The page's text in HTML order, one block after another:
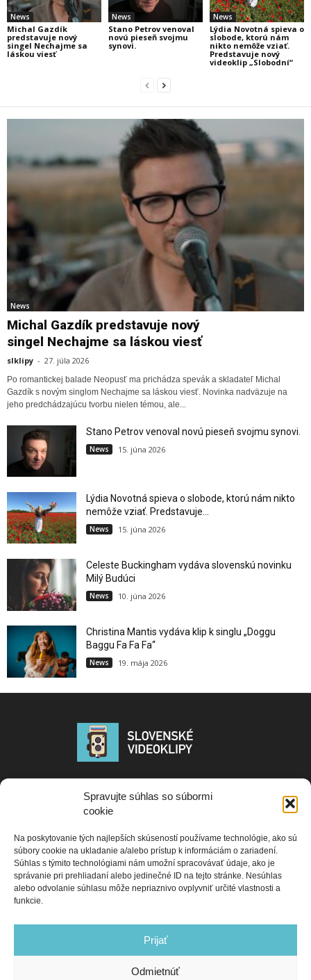
Spravujte súhlas so súbormi
cookie
Na poskytovanie tých najlepších skúseností používame technológie, ako sú
súbory cookie na ukladanie a/alebo prístup k informáciám o zariadení.
Súhlas s týmito technológiami nám umožní spracovávať údaje, ako je
správanie pri prehliadaní alebo jedinečné ID na tejto stránke. Nesúhlas
alebo odvolanie súhlasu môže nepriaznivo ovplyvniť určité vlastnosti a
funkcie.
Prijať
Odmietnúť
News
Michal Gazdík
predstavuje nový
singel Nechajme sa
láskou viesť
News
Stano Petrov venoval
novú pieseň svojmu
synovi.
News
Lýdia Novotná spieva o
slobode, ktorú nám
nikto nemôže vziať.
Predstavuje nový
videoklip „Slobodní“
News
Michal Gazdík predstavuje nový
singel Nechajme sa láskou viesť
slklipy - 27. júla 2026
Po romantickej balade Neopusť ma prichádza spevák a skladateľ Michal
Gazdík s novým singlom Nechajme sa láskou viesť. Novinka nadväzuje na
jeho predchádzajúcu tvorbu nielen témou, ale...
Stano Petrov venoval novú pieseň svojmu synovi.
News 15. júna 2026
Lýdia Novotná spieva o slobode, ktorú nám nikto
nemôže vziať. Predstavuje...
News 15. júna 2026
Celeste Buckingham vydáva slovenskú novinku
Milý Budúci
News 10. júna 2026
Christina Mantis vydáva klip k singlu „Doggu
Baggu Fa Fa Fa“
News 19. mája 2026
neprechádzajú žiadnou korektúrou ani jazykovou kontrolou a sú
zverejňované vo forme v akej boli dodané promotérom, alebo autorom
Portál slovenskevideoklipy si vyhradzuje právo editovať dodané materiály
resp. ich nezverejniť. Ak máte záujem o spoluprácu s naším portálom,
kontaktujte nás na e-mail adrese: